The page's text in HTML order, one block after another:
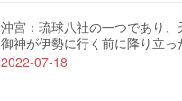
沖宮：琉球八社の一つであり、
御神が伊勢に行く前に降り立っ
2022-07-18